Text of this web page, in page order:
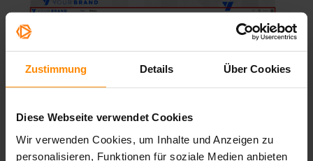
Zustimmung Details Über Cookies
Diese Webseite verwendet Cookies
Wir verwenden Cookies, um Inhalte und Anzeigen zu
personalisieren, Funktionen für soziale Medien anbieten
Benutzerpanel anzeigen
Wenn bei diesem Element ein Haken gesetzt ist, dann